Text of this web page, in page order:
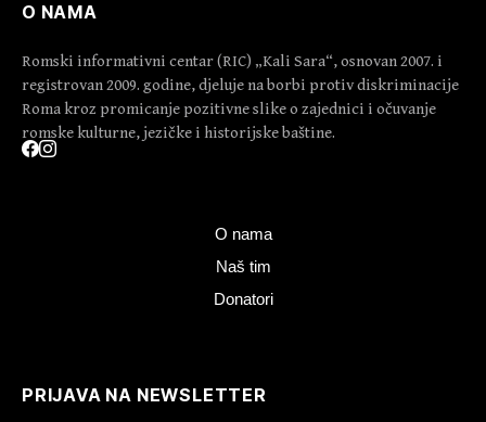
O NAMA
Romski informativni centar (RIC) „Kali Sara“, osnovan 2007. i
registrovan 2009. godine, djeluje na borbi protiv diskriminacije
Roma kroz promicanje pozitivne slike o zajednici i očuvanje
romske kulturne, jezičke i historijske baštine.
O nama
Naš tim
Donatori
PRIJAVA NA NEWSLETTER